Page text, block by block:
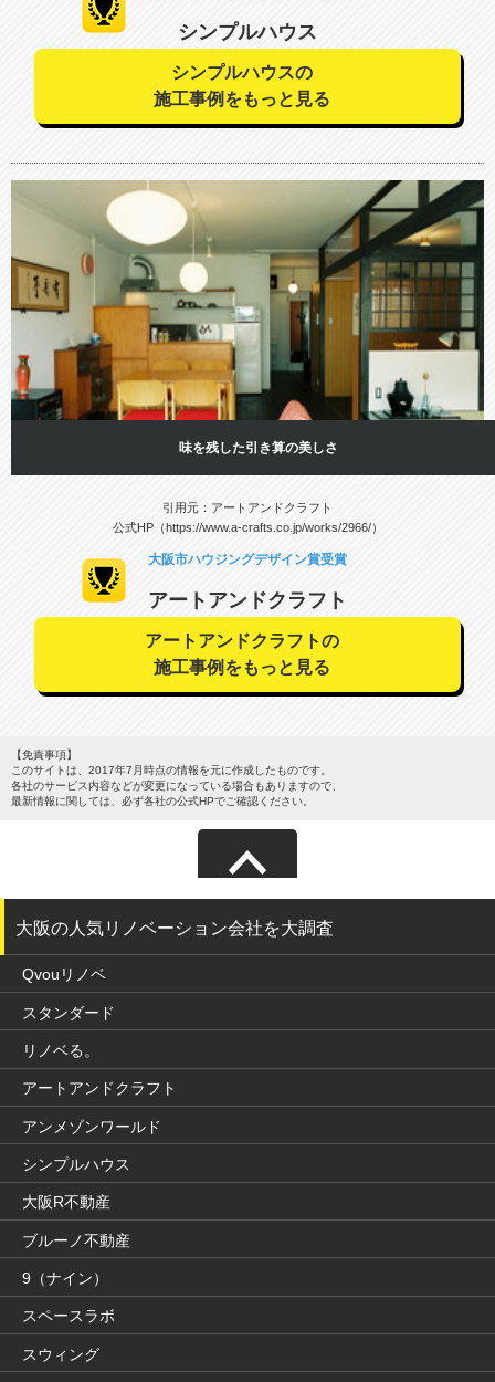
シンプルハウス
シンプルハウスの
施工事例をもっと見る
味を残した引き算の美しさ
引用元：アートアンドクラフト
公式HP（https://www.a-crafts.co.jp/works/2966/）
大阪市ハウジングデザイン賞受賞
アートアンドクラフト
アートアンドクラフトの
施工事例をもっと見る
【免責事項】
このサイトは、2017年7月時点の情報を元に作成したものです。
各社のサービス内容などが変更になっている場合もありますので、
最新情報に関しては、必ず各社の公式HPでご確認ください。
大阪の人気リノベーション会社を大調査
Qvouリノベ
スタンダード
リノベる。
アートアンドクラフト
アンメゾンワールド
シンプルハウス
大阪R不動産
ブルーノ不動産
9（ナイン）
スペースラボ
スウィング